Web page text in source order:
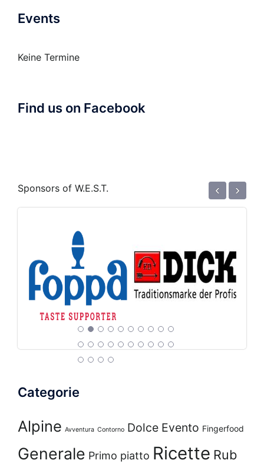
Events
Keine Termine
Find us on Facebook
Sponsors of W.E.S.T. ‹ ›
Categorie
Alpine Avventura Contorno Dolce Evento Fingerfood
Generale Primo piatto Ricette Rub